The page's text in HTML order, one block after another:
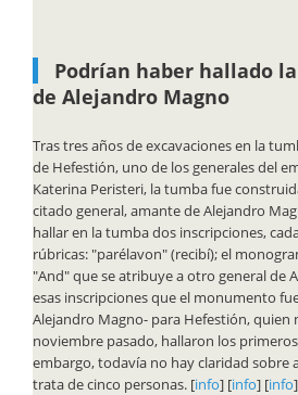
Podrían haber hallado
de Alejandro Magno
Tras tres años de excavaciones en la
de Hefestión, uno de los generales del
Katerina Peristeri, la tumba fue
citado general, amante de Alejandro
hallar en la tumba dos inscripciones,
rúbricas: "parélavon" (recibí); el
"And" que se atribuye a otro general de
esas inscripciones que el monumento
Alejandro Magno- para Hefestión,
noviembre pasado, hallaron los
embargo, todavía no hay claridad sobre
trata de cinco personas. [info] [info] [info]